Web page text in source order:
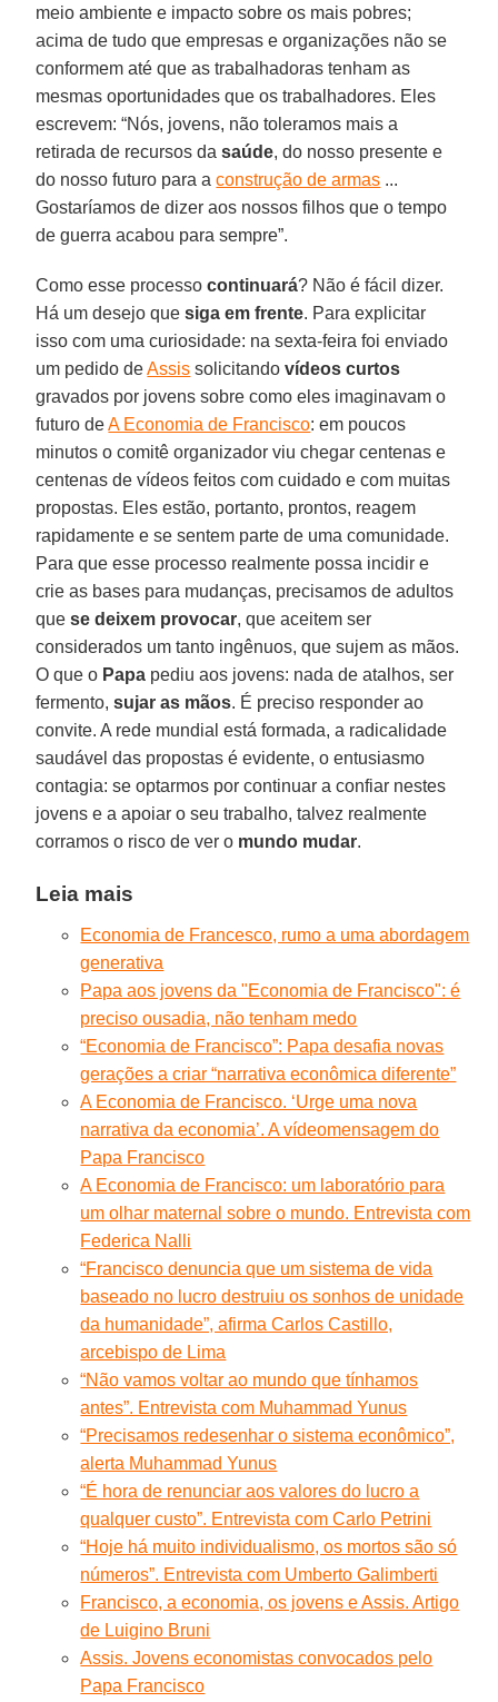
meio ambiente e impacto sobre os mais pobres;
acima de tudo que empresas e organizações não se
conformem até que as trabalhadoras tenham as
mesmas oportunidades que os trabalhadores. Eles
escrevem: “Nós, jovens, não toleramos mais a
retirada de recursos dasaúde, do nosso presente e
do nosso futuro para aconstrução de armas ...
Gostaríamos de dizer aos nossos filhos que o tempo
de guerra acabou para sempre”.
Como esse processocontinuará? Não é fácil dizer.
Há um desejo quesiga em frente. Para explicitar
isso com uma curiosidade: na sexta-feira foi enviado
um pedido deAssis solicitandovídeos curtos
gravados por jovens sobre como eles imaginavam o
futuro deA Economia de Francisco: em poucos
minutos o comitê organizador viu chegar centenas e
centenas de vídeos feitos com cuidado e com muitas
propostas. Eles estão, portanto, prontos, reagem
rapidamente e se sentem parte de uma comunidade.
Para que esse processo realmente possa incidir e
crie as bases para mudanças, precisamos de adultos
quese deixem provocar, que aceitem ser
considerados um tanto ingênuos, que sujem as mãos.
O que o Papa pediu aos jovens: nada de atalhos, ser
fermento,sujar as mãos. É preciso responder ao
convite. A rede mundial está formada, a radicalidade
saudável das propostas é evidente, o entusiasmo
contagia: se optarmos por continuar a confiar nestes
jovens e a apoiar o seu trabalho, talvez realmente
corramos o risco de ver o mundo mudar.
Leia mais
Economia de Francesco, rumo a uma abordagem
generativa
Papa aos jovens da "Economia de Francisco": é
preciso ousadia, não tenham medo
“Economia de Francisco”: Papa desafia novas
gerações a criar “narrativa econômica diferente”
A Economia de Francisco. ‘Urge uma nova
narrativa da economia’. A vídeomensagem do
Papa Francisco
A Economia de Francisco: um laboratório para
um olhar maternal sobre o mundo. Entrevista com
Federica Nalli
“Francisco denuncia que um sistema de vida
baseado no lucro destruiu os sonhos de unidade
da humanidade”, afirma Carlos Castillo,
arcebispo de Lima
“Não vamos voltar ao mundo que tínhamos
antes”. Entrevista com Muhammad Yunus
“Precisamos redesenhar o sistema econômico”,
alerta Muhammad Yunus
“É hora de renunciar aos valores do lucro a
qualquer custo”. Entrevista com Carlo Petrini
“Hoje há muito individualismo, os mortos são só
números”. Entrevista com Umberto Galimberti
Francisco, a economia, os jovens e Assis. Artigo
de Luigino Bruni
Assis. Jovens economistas convocados pelo
Papa Francisco